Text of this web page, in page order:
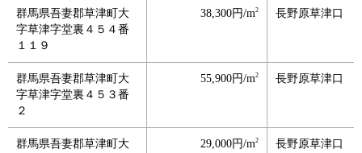
群馬県吾妻郡草津町大
字草津字堂裏４５４番
１１９
38,300円/m2 長野原草津口
群馬県吾妻郡草津町大
字草津字堂裏４５３番
２
55,900円/m2 長野原草津口
群馬県吾妻郡草津町大
29,000円/m2 長野原草津口